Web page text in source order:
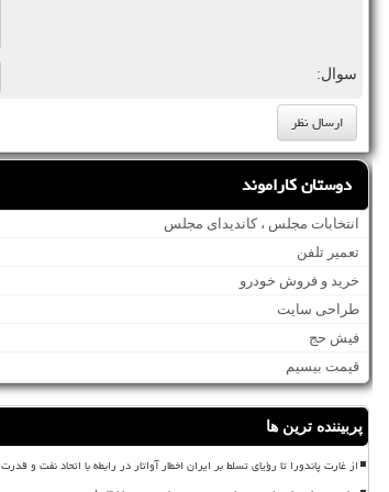
سوال:
دوستان کاراموند
انتخابات مجلس ، کاندیدای مجلس
تعمیر تلفن
خرید و فروش خودرو
طراحی سایت
فیش حج
قیمت بیسیم
پربیننده ترین ها
از غارت پاندورا تا رؤیای تسلط بر ایران اخطار آواتار در رابطه با اتحاد نفت و قدرت